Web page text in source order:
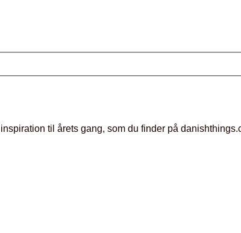
til årets gang, som du finder på